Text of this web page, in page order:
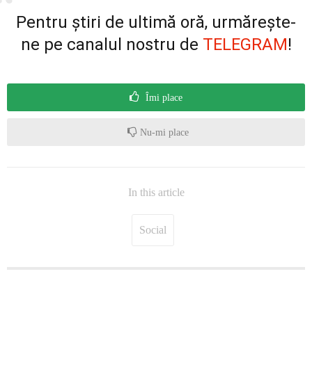
Pentru știri de ultimă oră, urmărește-
ne pe canalul nostru de TELEGRAM!
Îmi place
Nu-mi place
In this article
Social